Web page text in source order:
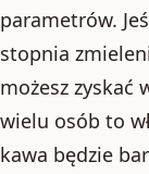
parametrów.
stopnia
możesz zyskać
wielu osób to
kawa będzie